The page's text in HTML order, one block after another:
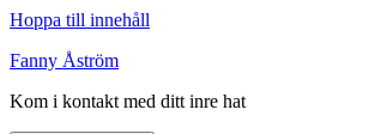
Hoppa till innehåll
Fanny Åström
Kom i kontakt med ditt inre hat